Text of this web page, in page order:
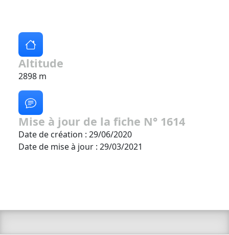
Altitude
2898 m
Mise à jour de la fiche N° 1614
Date de création : 29/06/2020
Date de mise à jour : 29/03/2021